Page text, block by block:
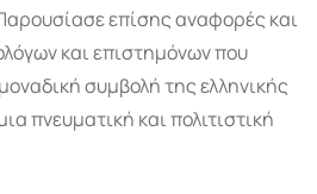
επίσης αναφορές και
και επιστημόνων που
συμβολή της ελληνικής
πνευματική και πολιτιστική